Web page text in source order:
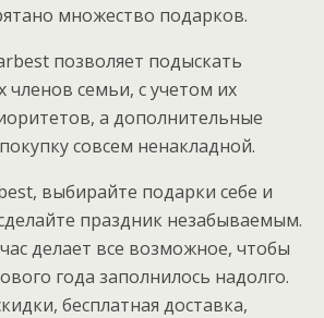
множество подарков.
позволяет подыскать
членов семьи, с учетом их
а дополнительные
совсем ненакладной.
выбирайте подарки себе и
праздник незабываемым.
делает все возможное, чтобы
года заполнилось надолго.
бесплатная доставка,